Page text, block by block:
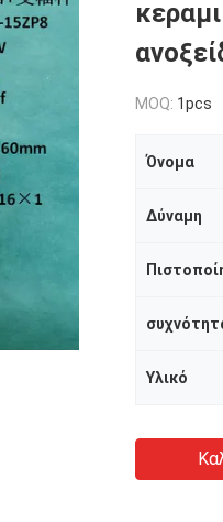
MOQ: 1pcs
Όνομα
Δύναμη
Υλικό